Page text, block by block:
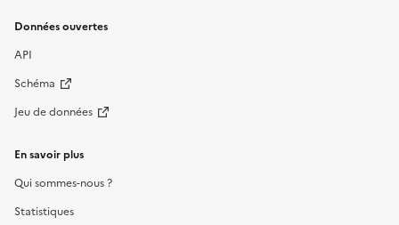
Données ouvertes
API
Schéma
Jeu de données
En savoir plus
Qui sommes-nous ?
Statistiques